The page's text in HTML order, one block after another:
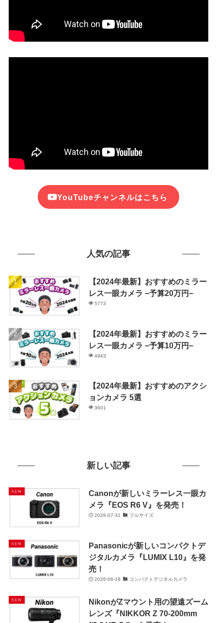
YouTubeチャンネルはこちら
人気の記事
【2024年最新】おすすめのミラー
レス一眼カメラ −予算20万円−
5773
【2024年最新】おすすめのミラー
レス一眼カメラ −予算10万円−
4943
【2024年最新】おすすめのアクシ
ョンカメラ 5選
3601
新しい記事
Canonが新しいミラーレス一眼カ
メラ『EOS R6 V』を発売！
2026-07-31 フルサイズ
Panasonicが新しいコンパクトデ
ジタルカメラ『LUMIX L10』を発
売！
2026-06-18 コンパクトデジタルカメラ
NikonがZマウント用の望遠ズーム
レンズ『NIKKOR Z 70-200mm